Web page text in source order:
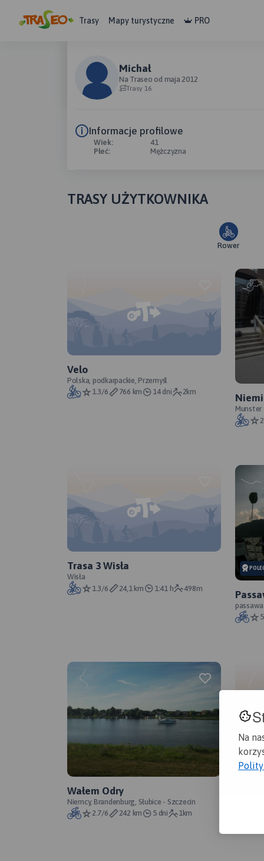
Na
Trasy Mapy turystyczne PRO
Michał
Na Traseo od maja 2012
Trasy 16
Informacje profilowe
Wiek:
41
Płeć:
Mężczyzna
TRASY UŻYTKOWNIKA
Rower
Velo
Polska, podkarpackie, Przemyśl
1.3/6
766 km 14 dni 2km
Munster
Trasa 3 Wisła
Wisła
1.3/6
24,1 km 1:41 h 498m
passawa
Wałem Odry
Niemcy, Brandenburg, Słubice - Szczecin
2.7/6
242 km 5 dni 1km
Polska,